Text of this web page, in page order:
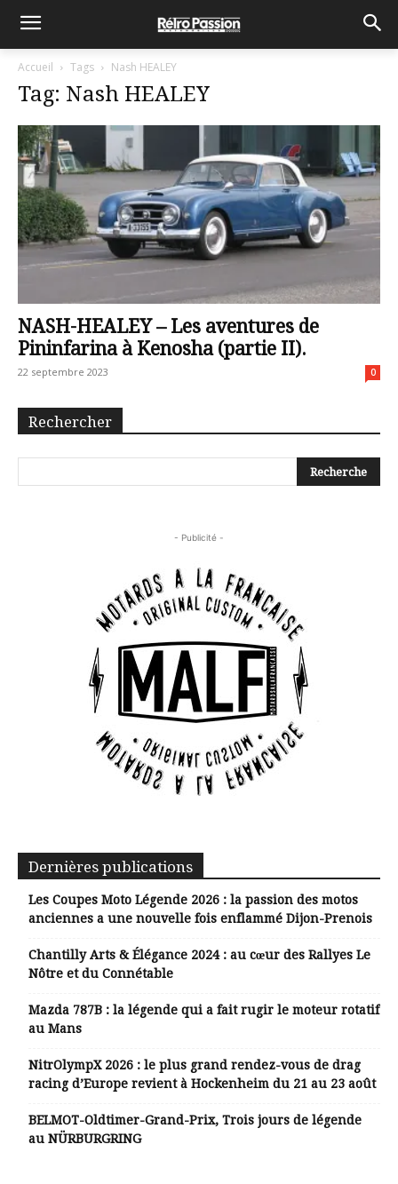
Accueil Tags Nash HEALEY
Tag: Nash HEALEY
NASH-HEALEY – Les aventures de
Pininfarina à Kenosha (partie II).
22 septembre 2023 0
Rechercher
- Publicité -
Dernières publications
Les Coupes Moto Légende 2026 : la passion des motos
anciennes a une nouvelle fois enflammé Dijon-Prenois
Chantilly Arts & Élégance 2024 : au cœur des Rallyes Le
Nôtre et du Connétable
Mazda 787B : la légende qui a fait rugir le moteur rotatif
au Mans
NitrOlympX 2026 : le plus grand rendez-vous de drag
racing d’Europe revient à Hockenheim du 21 au 23 août
BELMOT-Oldtimer-Grand-Prix, Trois jours de légende
au NÜRBURGRING